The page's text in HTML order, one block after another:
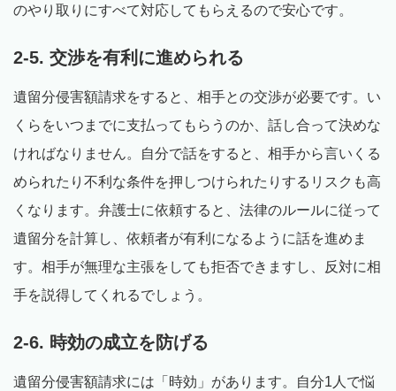
のやり取りにすべて対応してもらえるので安心です。
2-5. 交渉を有利に進められる
遺留分侵害額請求をすると、相手との交渉が必要です。い
くらをいつまでに支払ってもらうのか、話し合って決めな
ければなりません。自分で話をすると、相手から言いくる
められたり不利な条件を押しつけられたりするリスクも高
くなります。弁護士に依頼すると、法律のルールに従って
遺留分を計算し、依頼者が有利になるように話を進めま
す。相手が無理な主張をしても拒否できますし、反対に相
手を説得してくれるでしょう。
2-6. 時効の成立を防げる
遺留分侵害額請求には「時効」があります。自分1人で悩